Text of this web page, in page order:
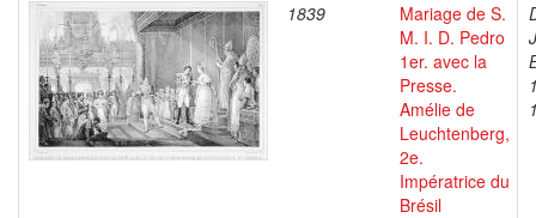
1839
Mariage de S.
M. I. D. Pedro
1er. avec la
Presse.
Amélie de
Leuchtenberg,
2e.
Impératrice du
Brésil